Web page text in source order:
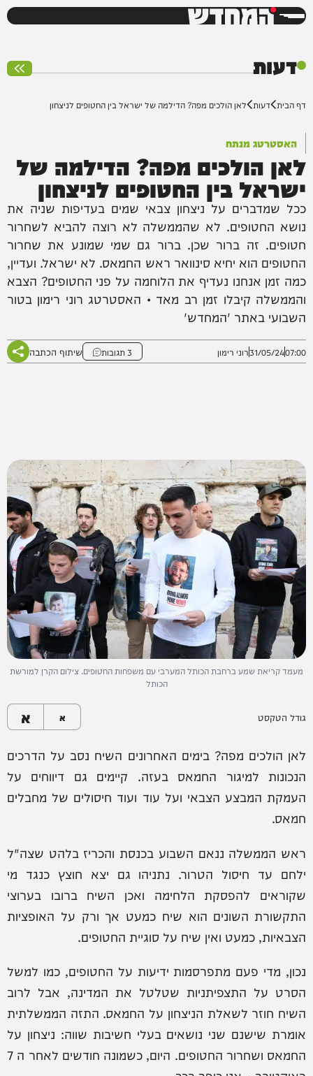
המחדש
דעות
דף הבית דעות לאן הולכים מפה? הדילמה של ישראל בין החטופים לניצחון
האסטרטג מנתח
לאן הולכים מפה? הדילמה של
ישראל בין החטופים לניצחון
ככל שמדברים על ניצחון צבאי שמים בעדיפות שניה את
נושא החטופים. לא שהממשלה לא רוצה להביא לשחרור
חטופים. זה ברור שכן. ברור גם שמי שמונע את שחרור
החטופים הוא יחיא סינוואר ראש החמאס. לא ישראל. ועדיין,
כמה זמן אנחנו נעדיף את הלוחמה על פני החטופים? הצבא
והממשלה קיבלו זמן רב מאד • האסטרטג רוני רימון בטור
השבועי באתר 'המחדש'
07:00
31/05/24רוני רימון 3 תגובות שיתוף הכתבה
מעמד קריאת שמע ברחבת הכותל המערבי עם משפחות החטופים. צילום הקרן למורשת
הכותל
גודל הטקסט א א
לאן הולכים מפה? בימים האחרונים השיח נסב על הדרכים
הנכונות למיגור החמאס בעזה. קיימים גם דיווחים על
העמקת המבצע הצבאי ועל עוד ועוד חיסולים של מחבלים
חמאס.
ראש הממשלה ננאם השבוע בכנסת והכריז בלהט שצה"ל
ילחם עד חיסול הטרור. נתניהו גם יצא חוצץ כנגד מי
שקוראים להפסקת הלחימה ואכן השיח ברובו בערוצי
התקשורת השונים הוא שיח כמעט אך ורק על האופציות
הצבאיות, כמעט ואין שיח על סוגיית החטופים.
נכון, מדי פעם מתפרסמות ידיעות על החטופים, כמו למשל
הסרט על התצפיתניות שטלטל את המדינה, אבל לרוב
השיח חוזר לשאלת הניצחון על החמאס. התזה הממשלתית
אומרת שישנם שני נושאים בעלי חשיבות שווה: ניצחון על
החמאס ושחרור החטופים. היום, כשמונה חודשים לאחר ה 7